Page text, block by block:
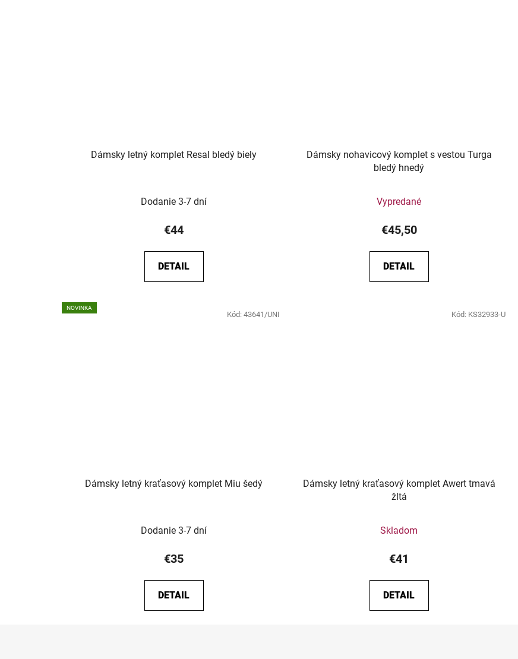
Dámsky letný komplet Resal bledý biely
Dodanie 3-7 dní
€44
DETAIL
Dámsky nohavicový komplet s vestou Turga
bledý hnedý
Vypredané
€45,50
DETAIL
NOVINKA
Dámsky letný kraťasový komplet Miu šedý
Dodanie 3-7 dní
€35
DETAIL
Kód:43641/UNI
Dámsky letný kraťasový komplet Awert tmavá
žltá
Skladom
€41
DETAIL
Kód: KS32933-U